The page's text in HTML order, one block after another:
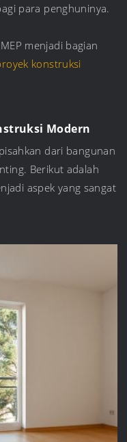
para penghuninya.
menjadi bagian
konstruksi
Modern
dari bangunan
Berikut adalah
aspek yang sangat